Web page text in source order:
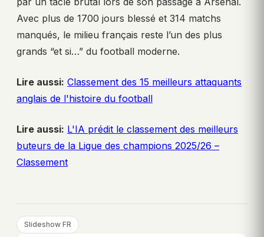
Avec plus de 1700 jours blessé et 314 matchs
manqués, le milieu français reste l’un des plus
grands “et si…” du football moderne.
Lire aussi: Classement des 15 meilleurs attaquants
anglais de l'histoire du football
Lire aussi: L'IA prédit le classement des meilleurs
buteurs de la Ligue des champions 2025/26 –
Classement
Slideshow FR